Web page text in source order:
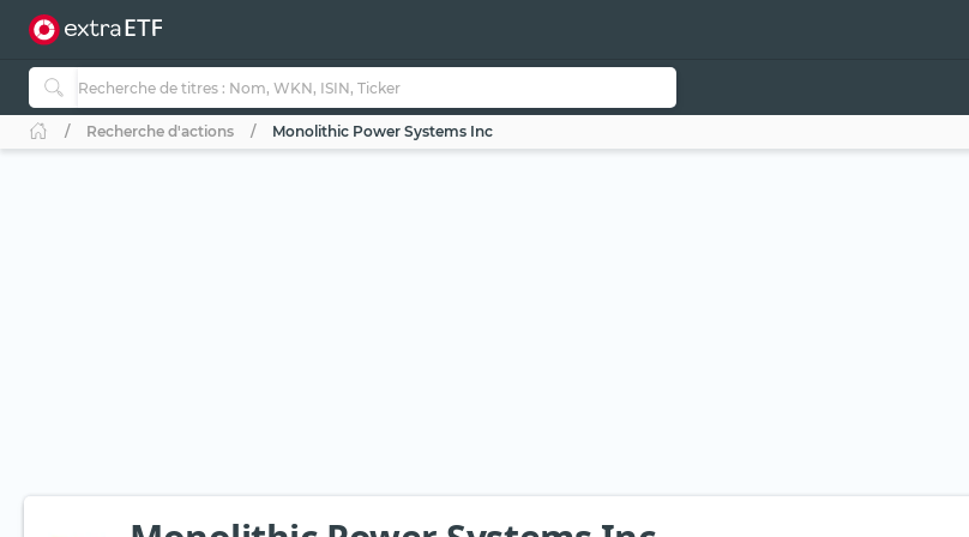
Recherche d'actions Monolithic Power Systems Inc